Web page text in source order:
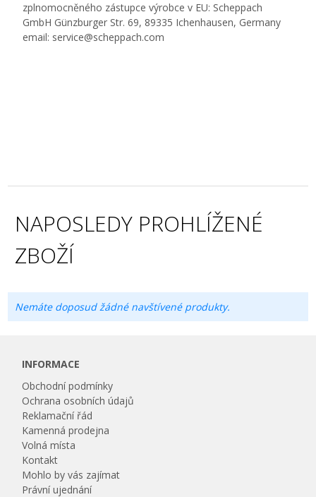
zplnomocněného zástupce výrobce v EU: Scheppach
GmbH Günzburger Str. 69, 89335 Ichenhausen, Germany
email: service@scheppach.com
NAPOSLEDY PROHLÍŽENÉ
ZBOŽÍ
Nemáte doposud žádné navštívené produkty.
INFORMACE
Obchodní podmínky
Ochrana osobních údajů
Reklamační řád
Kamenná prodejna
Volná místa
Kontakt
Mohlo by vás zajímat
Právní ujednání